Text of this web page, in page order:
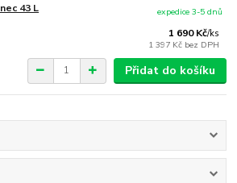
43 L
1 690 Kč/ks
1 397 Kč bez DPH
expedice 3-5 dnů
Přidat do košíku